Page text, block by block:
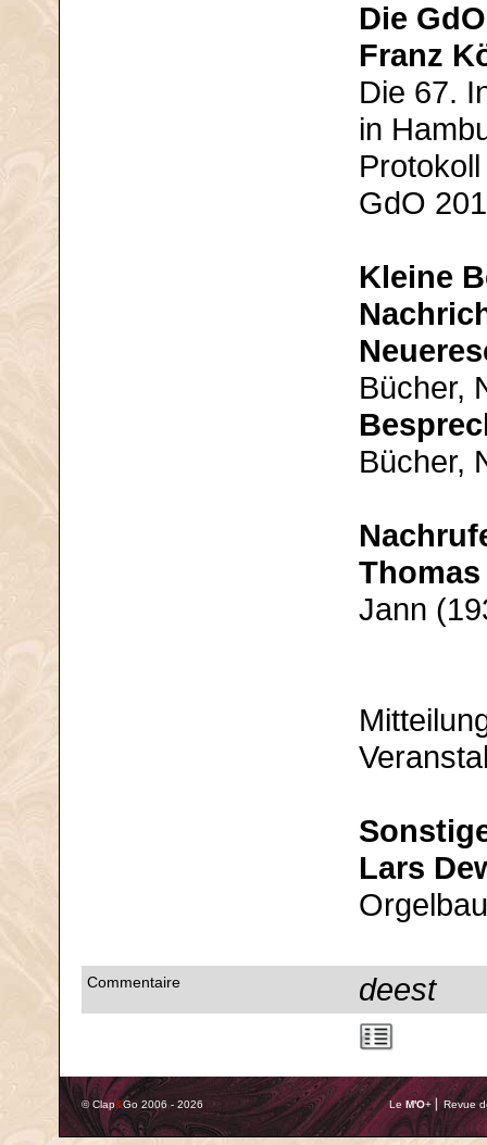
Die
Franz
Die 67.
in
GdO
Kleine
Bücher,
Bücher,
Jann
Lars
Commentaire deest
© Clap&Go 2006 - 2026 Le M'O+ ⎢ Revue